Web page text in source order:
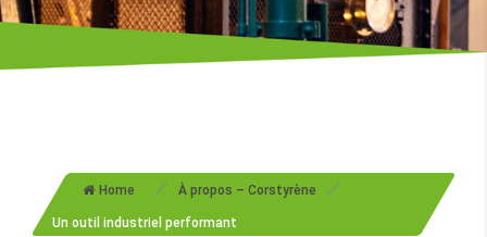
Home / À propos – Corstyrène /
Un outil industriel performant